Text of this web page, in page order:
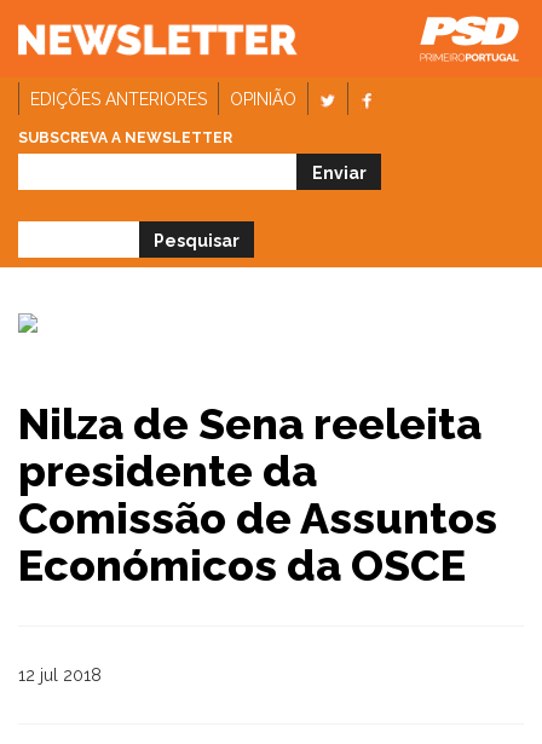
EDIÇÕES ANTERIORES OPINIÃO
SUBSCREVA A NEWSLETTER
Nilza de Sena reeleita
presidente da
Comissão de Assuntos
Económicos da OSCE
12 jul 2018